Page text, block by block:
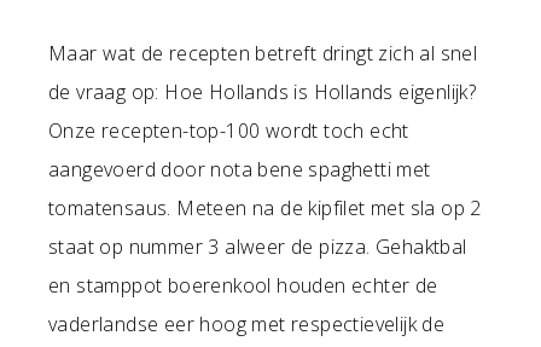
Maar wat de recepten betreft dringt zich al snel
de vraag op: Hoe Hollands is Hollands eigenlijk?
Onze recepten-top-100 wordt toch echt
aangevoerd door nota bene spaghetti met
tomatensaus. Meteen na de kipfilet met sla op 2
staat op nummer 3 alweer de pizza. Gehaktbal
en stamppot boerenkool houden echter de
vaderlandse eer hoog met respectievelijk de